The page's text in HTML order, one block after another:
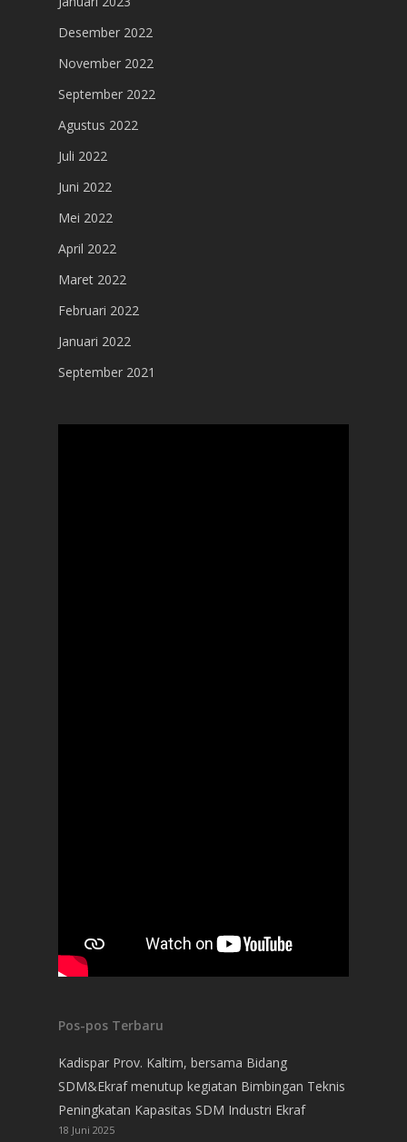
Desember 2022
November 2022
September 2022
Agustus 2022
Juli 2022
Juni 2022
Mei 2022
April 2022
Maret 2022
Februari 2022
Januari 2022
September 2021
Pos-pos Terbaru
Kadispar Prov. Kaltim, bersama Bidang
SDM&Ekraf menutup kegiatan Bimbingan Teknis
Peningkatan Kapasitas SDM Industri Ekraf
18 Juni 2025